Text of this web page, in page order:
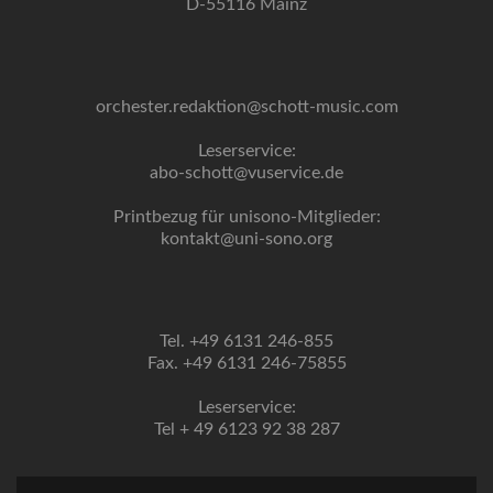
D-55116 Mainz
orchester.redaktion@schott-music.com
Leserservice:
abo-schott@vuservice.de
Printbezug für unisono-Mitglieder:
kontakt@uni-sono.org
Tel. +49 6131 246-855
Fax. +49 6131 246-75855
Leserservice:
Tel + 49 6123 92 38 287